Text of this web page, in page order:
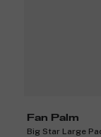
Fan Palm
Big Star Large